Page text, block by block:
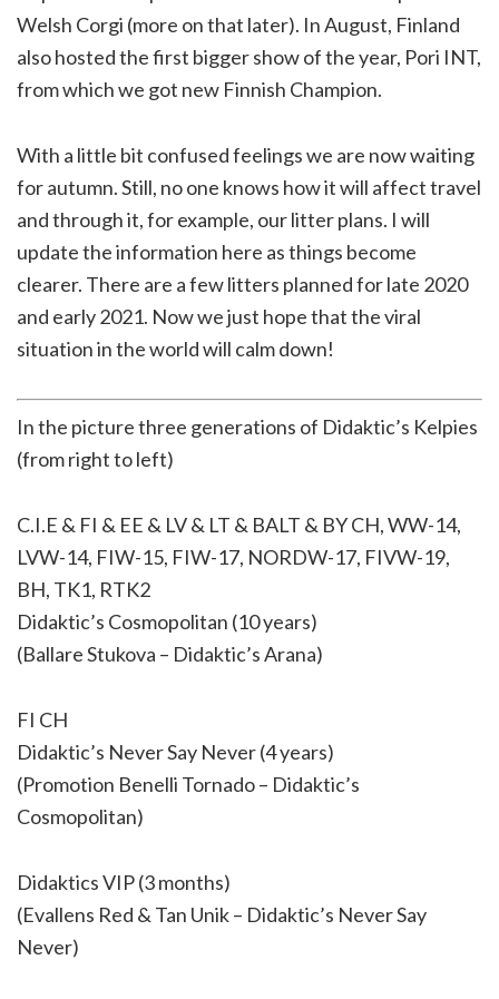
Welsh Corgi (more on that later). In August, Finland
also hosted the first bigger show of the year, Pori INT,
from which we got new Finnish Champion.
With a little bit confused feelings we are now waiting
for autumn. Still, no one knows how it will affect travel
and through it, for example, our litter plans. I will
update the information here as things become
clearer. There are a few litters planned for late 2020
and early 2021. Now we just hope that the viral
situation in the world will calm down!
In the picture three generations of Didaktic’s Kelpies
(from right to left)
C.I.E & FI & EE & LV & LT & BALT & BY CH, WW-14,
LVW-14, FIW-15, FIW-17, NORDW-17, FIVW-19,
BH, TK1, RTK2
Didaktic’s Cosmopolitan (10 years)
(Ballare Stukova – Didaktic’s Arana)
FI CH
Didaktic’s Never Say Never (4 years)
(Promotion Benelli Tornado – Didaktic’s
Cosmopolitan)
Didaktics VIP (3 months)
(Evallens Red & Tan Unik – Didaktic’s Never Say
Never)